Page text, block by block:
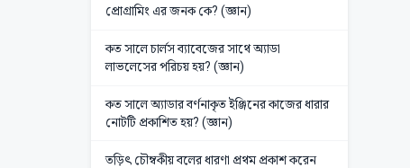
প্রোগ্রামিং এর জনক কে? (জ্ঞান)
কত সালে চার্লস ব্যাবেজের সাথে অ্যাডা
লাভলেসের পরিচয় হয়? (জ্ঞান)
কত সালে অ্যাডার বর্ণনাকৃত ইঞ্জিনের কাজের ধারার
নোটটি প্রকাশিত হয়? (জ্ঞান)
তড়িৎ চৌম্বকীয় বলের ধারণা প্রথম প্রকাশ করেন